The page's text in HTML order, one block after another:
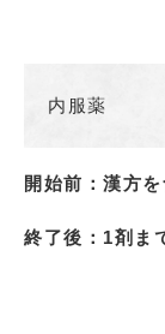
内服薬
開始前：漢方
終了後：1剤ま